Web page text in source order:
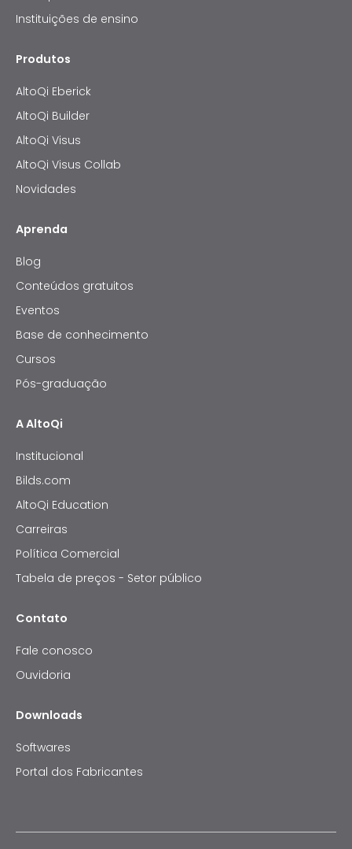
Instituições de ensino
Produtos
AltoQi Eberick
AltoQi Builder
AltoQi Visus
AltoQi Visus Collab
Novidades
Aprenda
Blog
Conteúdos gratuitos
Eventos
Base de conhecimento
Cursos
Pós-graduação
A AltoQi
Institucional
Bilds.com
AltoQi Education
Carreiras
Política Comercial
Tabela de preços - Setor público
Contato
Fale conosco
Ouvidoria
Downloads
Softwares
Portal dos Fabricantes